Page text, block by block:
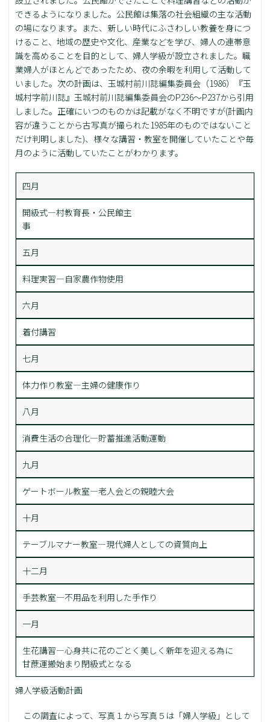
できるようになりました。公民館は集落の社会組織の主な活動
の場になります。また、新しい時代にふさわしい教養を身につ
けること、地域の歴史や文化、産業などを学び、婦人の連帯意
識を高めることを目的として、婦人学級が設立されました。職
業婦人がほとんどであったため、夜の余暇を利用して活動して
いました。次の計画は、玉城村前川誌編集委員会（1986）『玉
城村字前川誌』玉城村前川誌編集委員会のP236～P237から引用
しました。正確にいつのものかは記載がなく不明ですが(計画内
容が違うことから古写真が撮られた1985年のものではないこと
だけ判明しました)、様々な講習・教室を開催していたことや毎
月のように活動していたことがわかります。
四月
開級式―村教育長・公民館主
事
五月
料理実習―自家農作物使用
六月
着付講習
七月
体力作り教室―主婦の健康作り
八月
消費生活の合理化―貯蓄推進活動運動
九月
ゲートボール教室―老人会との親睦大会
十月
テーブルマナー教室―現代婦人としての資質向上
十二月
手芸教室―不用品を利用した手作り
一月
生花講習―心身共に花のごとく美しく新年を迎える為に
甘蔗運搬始まり閉級式となる
婦人学級活動計画
この調査によって、写真１から写真５は「婦人学級」として